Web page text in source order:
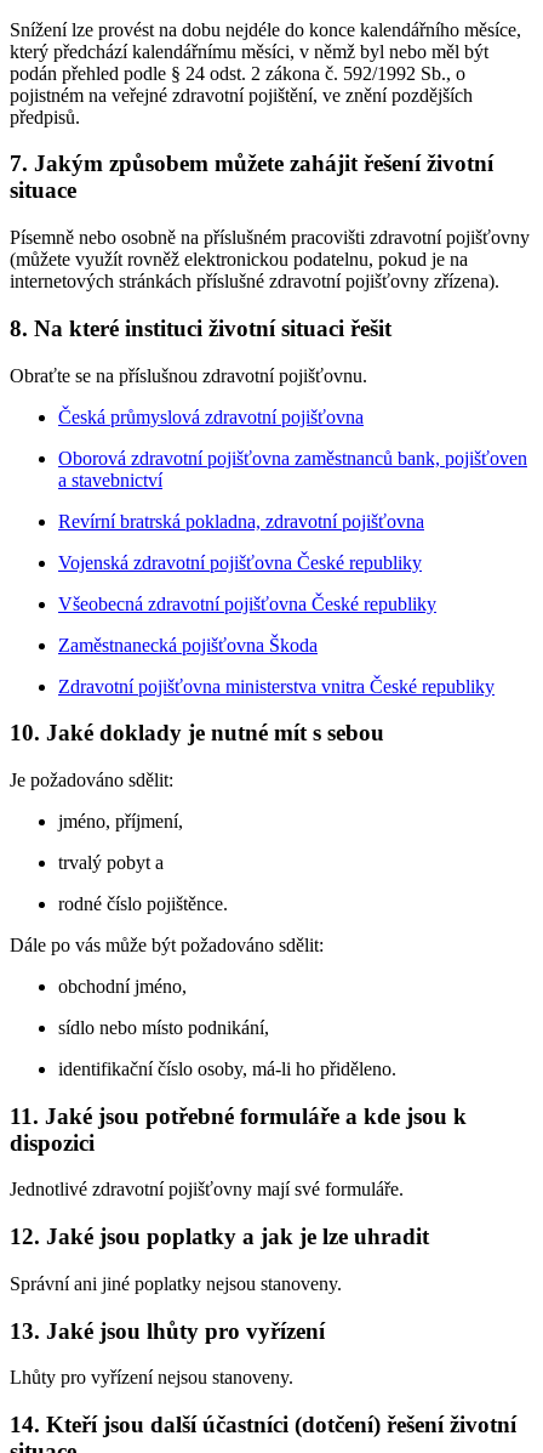
Snížení lze provést na dobu nejdéle do konce kalendářního měsíce,
který předchází kalendářnímu měsíci, v němž byl nebo měl být
podán přehled podle § 24 odst. 2 zákona č. 592/1992 Sb., o
pojistném na veřejné zdravotní pojištění, ve znění pozdějších
předpisů.
7. Jakým způsobem můžete zahájit řešení životní
situace
Písemně nebo osobně na příslušném pracovišti zdravotní pojišťovny
(můžete využít rovněž elektronickou podatelnu, pokud je na
internetových stránkách příslušné zdravotní pojišťovny zřízena).
8. Na které instituci životní situaci řešit
Obraťte se na příslušnou zdravotní pojišťovnu.
Česká průmyslová zdravotní pojišťovna
Oborová zdravotní pojišťovna zaměstnanců bank, pojišťoven
a stavebnictví
Revírní bratrská pokladna, zdravotní pojišťovna
Vojenská zdravotní pojišťovna České republiky
Všeobecná zdravotní pojišťovna České republiky
Zaměstnanecká pojišťovna Škoda
Zdravotní pojišťovna ministerstva vnitra České republiky
10. Jaké doklady je nutné mít s sebou
Je požadováno sdělit:
jméno, příjmení,
trvalý pobyt a
rodné číslo pojištěnce.
Dále po vás může být požadováno sdělit:
obchodní jméno,
sídlo nebo místo podnikání,
identifikační číslo osoby, má-li ho přiděleno.
11. Jaké jsou potřebné formuláře a kde jsou k
dispozici
Jednotlivé zdravotní pojišťovny mají své formuláře.
12. Jaké jsou poplatky a jak je lze uhradit
Správní ani jiné poplatky nejsou stanoveny.
13. Jaké jsou lhůty pro vyřízení
Lhůty pro vyřízení nejsou stanoveny.
14. Kteří jsou další účastníci (dotčení) řešení životní